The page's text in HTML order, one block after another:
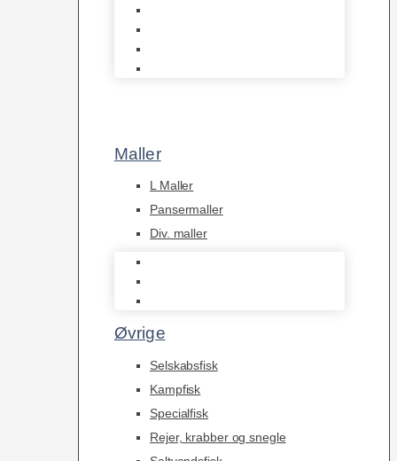
Maller
L Maller
Pansermaller
Div. maller
Øvrige
Selskabsfisk
Kampfisk
Specialfisk
Rejer, krabber og snegle